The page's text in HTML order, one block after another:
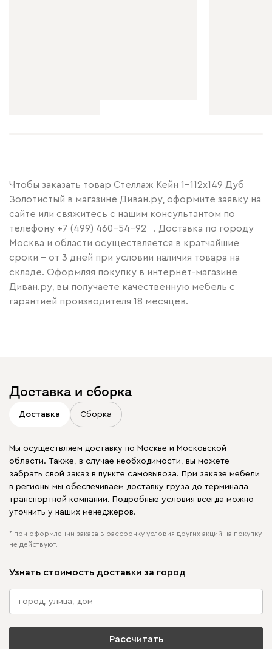
Чтобы заказать товар Стеллаж Кейн 1-112x149 Дуб
Золотистый в магазине Диван.ру, оформите заявку на
сайте или свяжитесь с нашим консультантом по
телефону +7 (499) 460-54-92
. Доставка по городу
Москва и области осуществляется в кратчайшие
сроки – от 3 дней при условии наличия товара на
складе. Оформляя покупку в интернет-магазине
Диван.ру, вы получаете качественную мебель с
гарантией производителя 18 месяцев.
Доставка и сборка
Доставка Сборка
Мы осуществляем доставку по Москве и Московской
области. Также, в случае необходимости, вы можете
забрать свой заказ в пункте самовывоза. При заказе мебели
в регионы мы обеспечиваем доставку груза до терминала
транспортной компании. Подробные условия всегда можно
уточнить у наших менеджеров.
* при оформлении заказа в рассрочку условия других акций на покупку
не действуют.
Узнать стоимость доставки за город
Рассчитать